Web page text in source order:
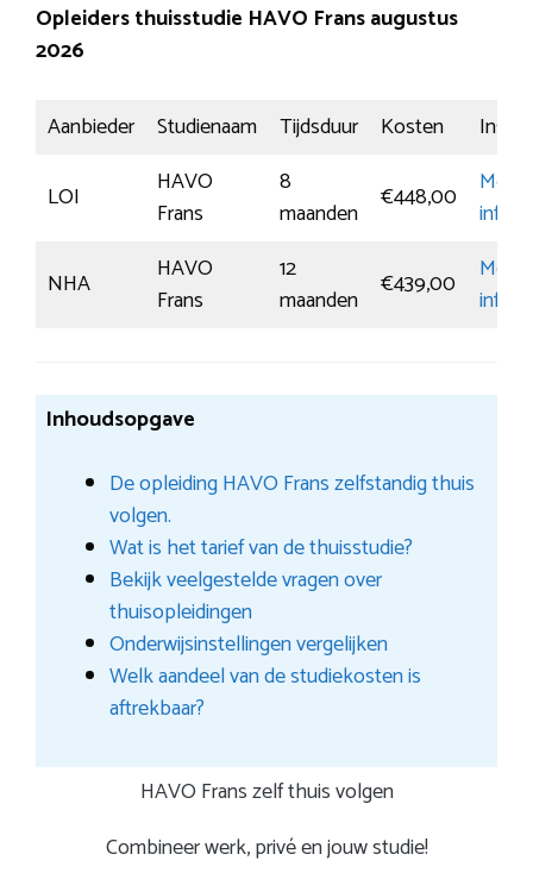
Opleiders thuisstudie HAVO Frans augustus
2026
Aanbieder Studienaam Tijdsduur Kosten
LOI
HAVO
Frans
8
maanden
€448,00
Meer
NHA
HAVO
Frans
12
maanden
€439,00
Meer
Inhoudsopgave
De opleiding HAVO Frans zelfstandig thuis
volgen.
Wat is het tarief van de thuisstudie?
Bekijk veelgestelde vragen over
thuisopleidingen
Onderwijsinstellingen vergelijken
Welk aandeel van de studiekosten is
aftrekbaar?
HAVO Frans zelf thuis volgen
Combineer werk, privé en jouw studie!